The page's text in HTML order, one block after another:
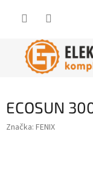
ECOSUN
Značka: FENIX